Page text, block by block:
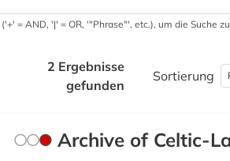
('+' = AND, '|' = OR, '"Phrase"', etc.), um die Suche
2 Ergebnisse
gefunden
Sortierung
Archive of Celtic-